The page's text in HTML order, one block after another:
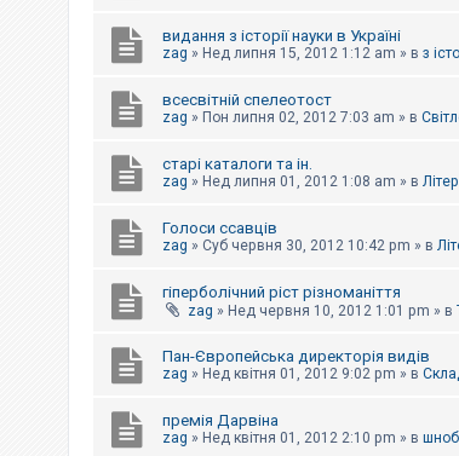
видання з історії науки в Україні
zag » Нед липня 15, 2012 1:12 am » в з
всесвітній спелеотост
zag » Пон липня 02, 2012 7:03 am » в
старі каталоги та ін.
zag » Нед липня 01, 2012 1:08 am » в
Голоси ссавців
zag » Суб червня 30, 2012 10:42 pm » в
гіперболічний ріст різноманіття
zag » Нед червня 10, 2012 1:01 pm » в
Пан-Європейська директорія видів
zag » Нед квітня 01, 2012 9:02 pm » в
премія Дарвіна
zag » Нед квітня 01, 2012 2:10 pm » в